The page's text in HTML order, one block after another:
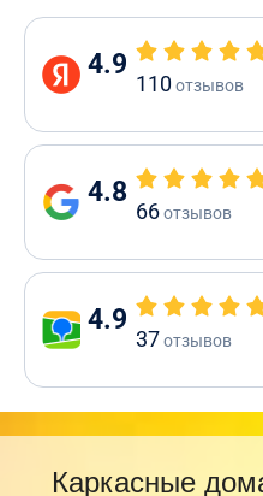
4.9
110отзывов
4.8
66отзывов
4.9
37отзывов
Каркасные